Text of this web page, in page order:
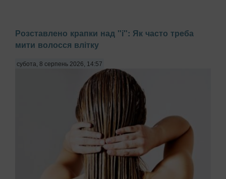
Розставлено крапки над "і": Як часто треба
мити волосся влітку
субота, 8 серпень 2026, 14:57